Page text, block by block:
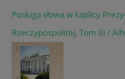
Posługa słowa w kaplicy
Rzeczypospolitej, Tom III /